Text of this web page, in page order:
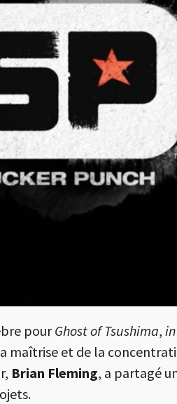
pourGhost of Tsushima,
et de la
Brian Fleming, a partagé